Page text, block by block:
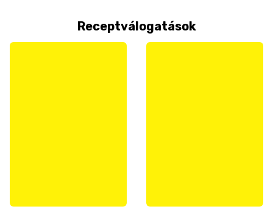
Receptválogatások